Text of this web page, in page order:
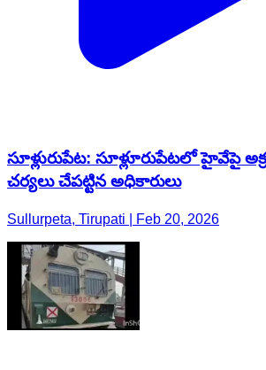
సూళ్లురుపేట: సూళ్లూరుపేటలో హైవేపై
చర్యలు చేపట్టిన అధికారులు
Sullurpeta, Tirupati | Feb 20, 2026